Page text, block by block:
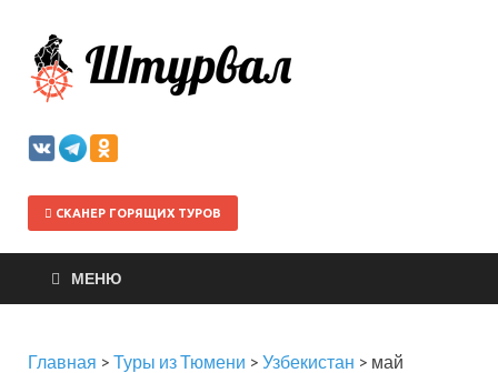
СКАНЕР ГОРЯЩИХ ТУРОВ
МЕНЮ
Главная > Туры из Тюмени > Узбекистан > май